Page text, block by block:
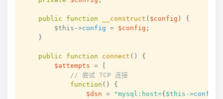
public function __construct ( $config )
{
$this ->config = $config ;
}
public function connect ( )
{
$attempts =
// 尝试 TCP 连接
function ( )
{
$dsn = "mysql:host={ $this ->config